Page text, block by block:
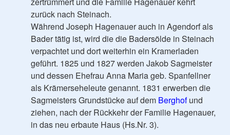
zurück nach Steinach.
Während Joseph Hagenauer auch in Agendorf als
Bader tätig ist, wird die die Badersölde in Steinach
verpachtet und dort weiterhin ein Kramerladen
geführt. 1825 und 1827 werden Jakob Sagmeister
und dessen Ehefrau Anna Maria geb. Spanfellner
als Krämerseheleute genannt. 1831 erwerben die
Sagmeisters Grundstücke auf dem Berghofund
ziehen, nach der Rückkehr der Familie Hagenauer,
in das neu erbaute Haus (Hs.Nr. 3).